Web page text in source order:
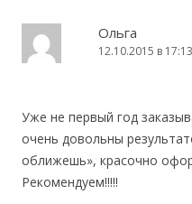
Ольга
12.10.2015 в 17:13
Уже не первый год
очень довольны
оближешь», красочно
Рекомендуем!!!!!